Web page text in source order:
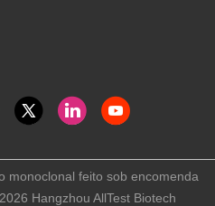
monoclonal feito sob encomenda
Hangzhou AllTest Biotech